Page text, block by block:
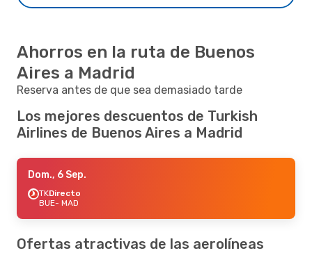
Ahorros en la ruta de Buenos
Aires a Madrid
Reserva antes de que sea demasiado tarde
Los mejores descuentos de Turkish
Airlines de Buenos Aires a Madrid
Dom., 6 Sep.
TKDirecto
BUE- MAD
Ofertas atractivas de las aerolíneas